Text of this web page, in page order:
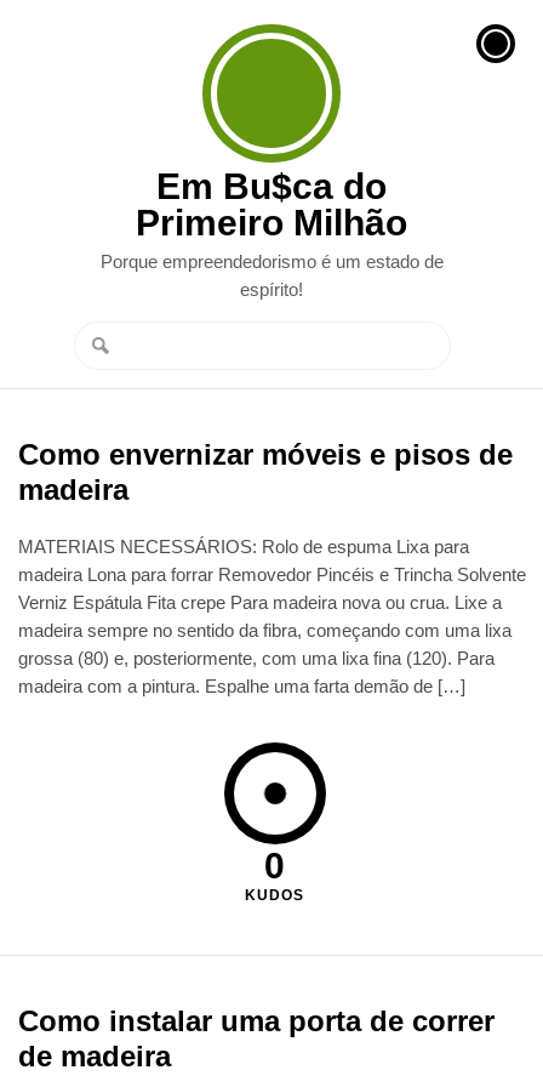
Em Bu$ca do
Primeiro Milhão
Porque empreendedorismo é um estado de
espírito!
Como envernizar móveis e pisos de
madeira
MATERIAIS NECESSÁRIOS: Rolo de espuma Lixa para
madeira Lona para forrar Removedor Pincéis e Trincha Solvente
Verniz Espátula Fita crepe Para madeira nova ou crua. Lixe a
madeira sempre no sentido da fibra, começando com uma lixa
grossa (80) e, posteriormente, com uma lixa fina (120). Para
madeira com a pintura. Espalhe uma farta demão de […]
0
KUDOS
Como instalar uma porta de correr
de madeira